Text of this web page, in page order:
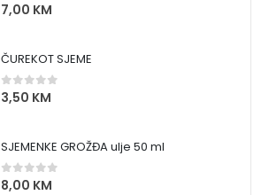
0 out of 5
7,00 KM
ČUREKOT SJEME
0 out of 5
3,50 KM
SJEMENKE GROŽĐA ulje 50 ml
0 out of 5
8,00 KM